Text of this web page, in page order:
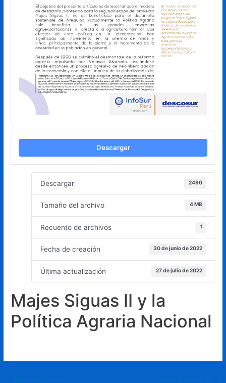
Descargar
Descargar 2490
Tamaño del archivo 4 MB
Recuento de archivos 1
Fecha de creación 30 de junio de 2022
Última actualización 27 de julio de 2022
Majes Siguas II y la
Política Agraria Nacional